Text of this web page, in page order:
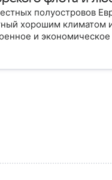
полуостровов
хорошим климатом
и
к другому, а